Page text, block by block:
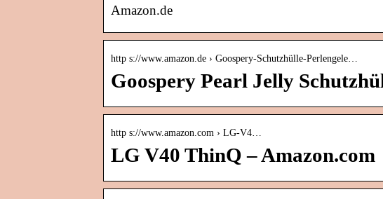
Amazon.de
http s://www.amazon.de › Goospery-Schutzhülle-Perlengele…
Goospery Pearl Jelly
http s://www.amazon.com › LG-V4…
LG V40 ThinQ – Amazon.com